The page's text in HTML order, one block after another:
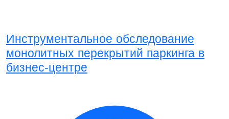
Инструментальное обследование
монолитных перекрытий паркинга в
бизнес-центре